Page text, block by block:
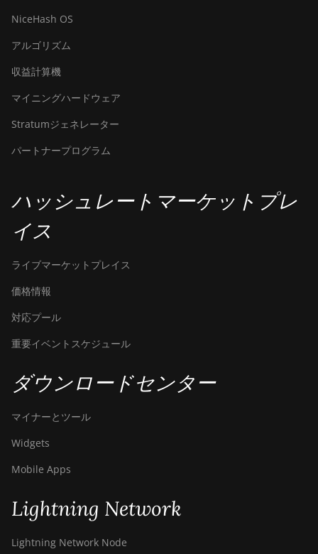
NiceHash OS
アルゴリズム
収益計算機
マイニングハードウェア
Stratumジェネレーター
パートナープログラム
ハッシュレートマーケットプレ
イス
ライブマーケットプレイス
価格情報
対応プール
重要イベントスケジュール
ダウンロードセンター
マイナーとツール
Widgets
Mobile Apps
Lightning Network
Lightning Network Node